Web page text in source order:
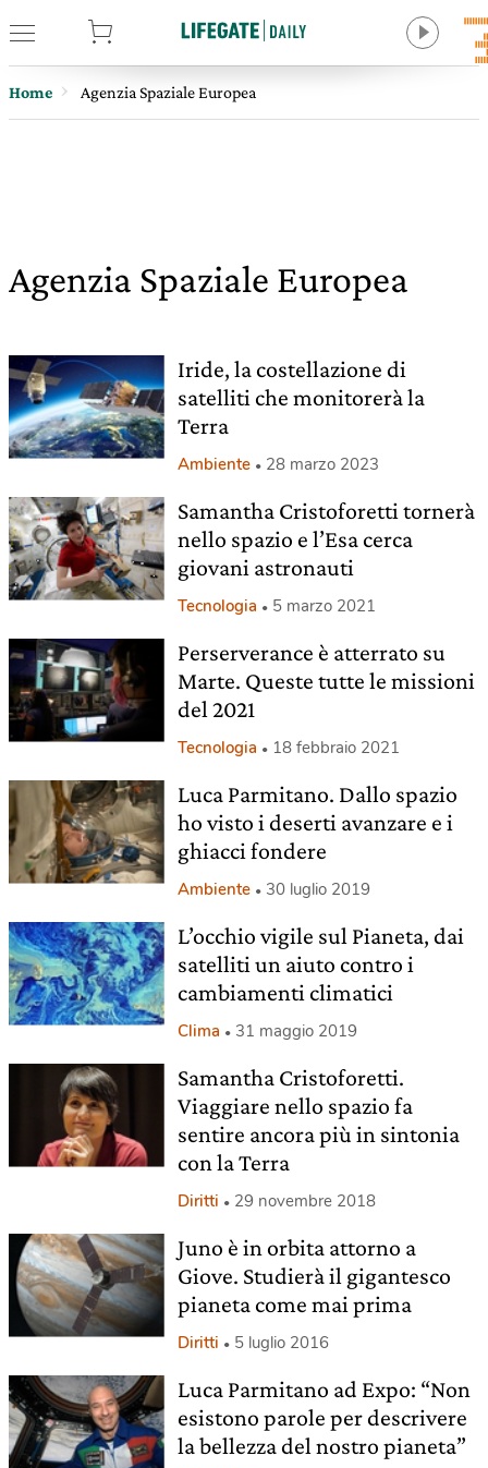
Home Agenzia Spaziale Europea
Agenzia Spaziale Europea
Iride, la costellazione di
satelliti che monitorerà la
Terra
Ambiente 28 marzo 2023
Samantha Cristoforetti tornerà
nello spazio e l’Esa cerca
giovani astronauti
Tecnologia 5 marzo 2021
Perserverance è atterrato su
Marte. Queste tutte le missioni
del 2021
Tecnologia 18 febbraio 2021
Luca Parmitano. Dallo spazio
ho visto i deserti avanzare e i
ghiacci fondere
Ambiente 30 luglio 2019
L’occhio vigile sul Pianeta, dai
satelliti un aiuto contro i
cambiamenti climatici
Clima 31 maggio 2019
Samantha Cristoforetti.
Viaggiare nello spazio fa
sentire ancora più in sintonia
con la Terra
Diritti 29 novembre 2018
Juno è in orbita attorno a
Giove. Studierà il gigantesco
pianeta come mai prima
Diritti 5 luglio 2016
Luca Parmitano ad Expo: “Non
esistono parole per descrivere
la bellezza del nostro pianeta”